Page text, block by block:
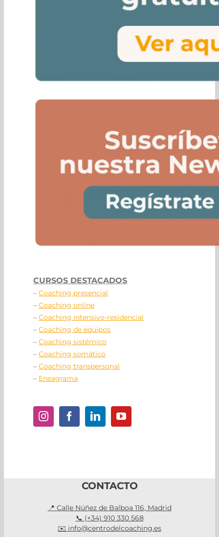
CURSOS DESTACADOS
– Coaching presencial
– Coaching online
– Coaching intensivo-residencial
– Coaching de equipos
– Coaching sistémico
– Coaching somático
– Coaching transpersonal
– Eneagrama
CONTACTO
📍 Calle Núñez de Balboa 116, Madrid
📞 (+34) 910 330 568
✉️ info@centrodelcoaching.es